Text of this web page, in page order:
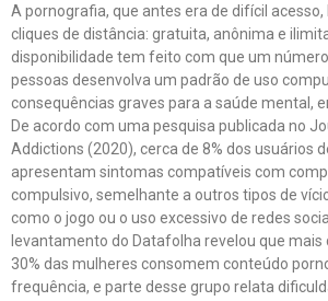
A pornografia, que antes era de difícil acesso,
cliques de distância: gratuita, anônima e
disponibilidade tem feito com que um
pessoas desenvolva um padrão de uso
consequências graves para a saúde mental,
De acordo com uma pesquisa publicada no
Addictions (2020), cerca de 8% dos usuários
apresentam sintomas compatíveis com
compulsivo, semelhante a outros tipos de
como o jogo ou o uso excessivo de redes
levantamento do Datafolha revelou que mais
30% das mulheres consomem conteúdo
frequência, e parte desse grupo relata